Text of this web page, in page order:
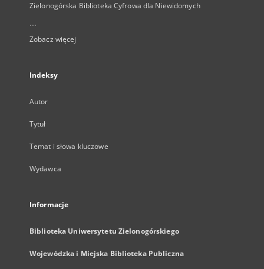
Zielonogórska Biblioteka Cyfrowa dla Niewidomych
...
Zobacz więcej
Indeksy
Autor
Tytuł
Temat i słowa kluczowe
Wydawca
Informacje
Biblioteka Uniwersytetu Zielonogórskiego
Wojewódzka i Miejska Biblioteka Publiczna